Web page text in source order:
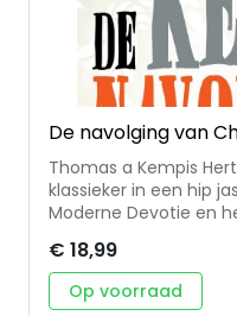
De navolging van
Thomas a Kempis
klassieker in een hip
Moderne Devotie en
leesbaar voor jong en
om je leven richting te geven. Mink
docent godsdienst en
€ 18,99
Op voorraad